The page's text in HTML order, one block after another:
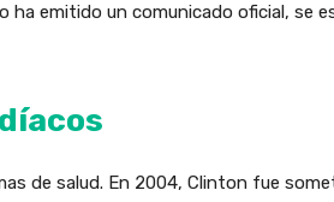
emitido un comunicado oficial, se
de salud. En 2004, Clinton fue